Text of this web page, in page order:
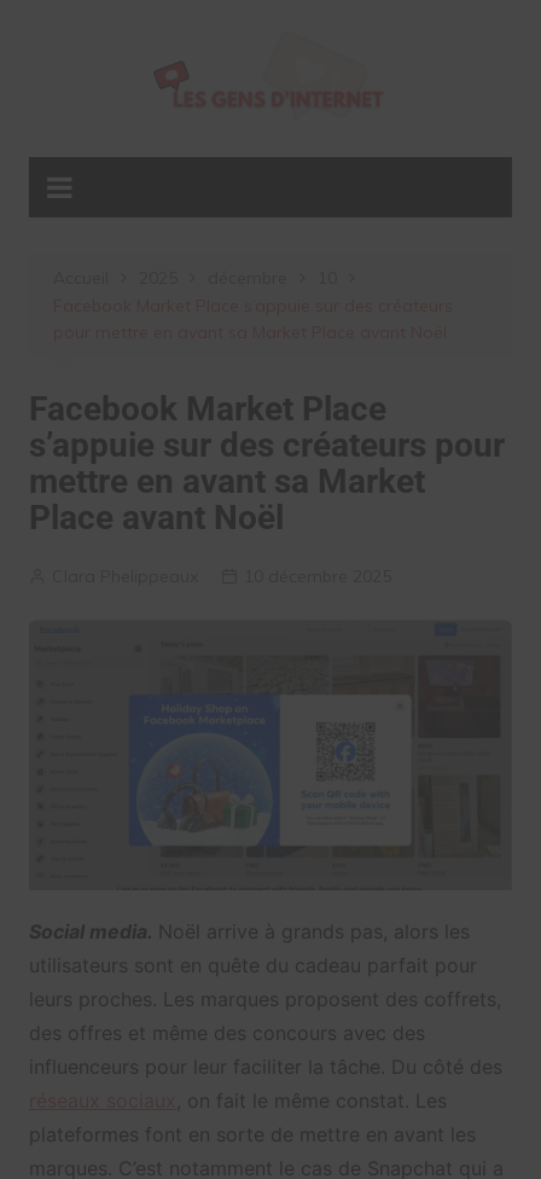
Facebook Market Place
s’appuie sur des créateurs pour
mettre en avant sa Market
Place avant Noël
Social media. Noël arrive à grands pas, alors les
utilisateurs sont en quête du cadeau parfait pour
leurs proches. Les marques proposent des coffrets,
des offres et même des concours avec des
influenceurs pour leur faciliter la tâche. Du côté des
, on fait le même constat. Les
plateformes font en sorte de mettre en avant les
marques. C’est notamment le cas de Snapchat qui a